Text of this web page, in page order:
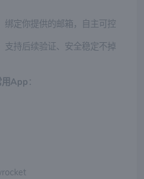
绑定你提供的邮箱，自主可控
支持后续验证、安全稳定不掉
用App ：